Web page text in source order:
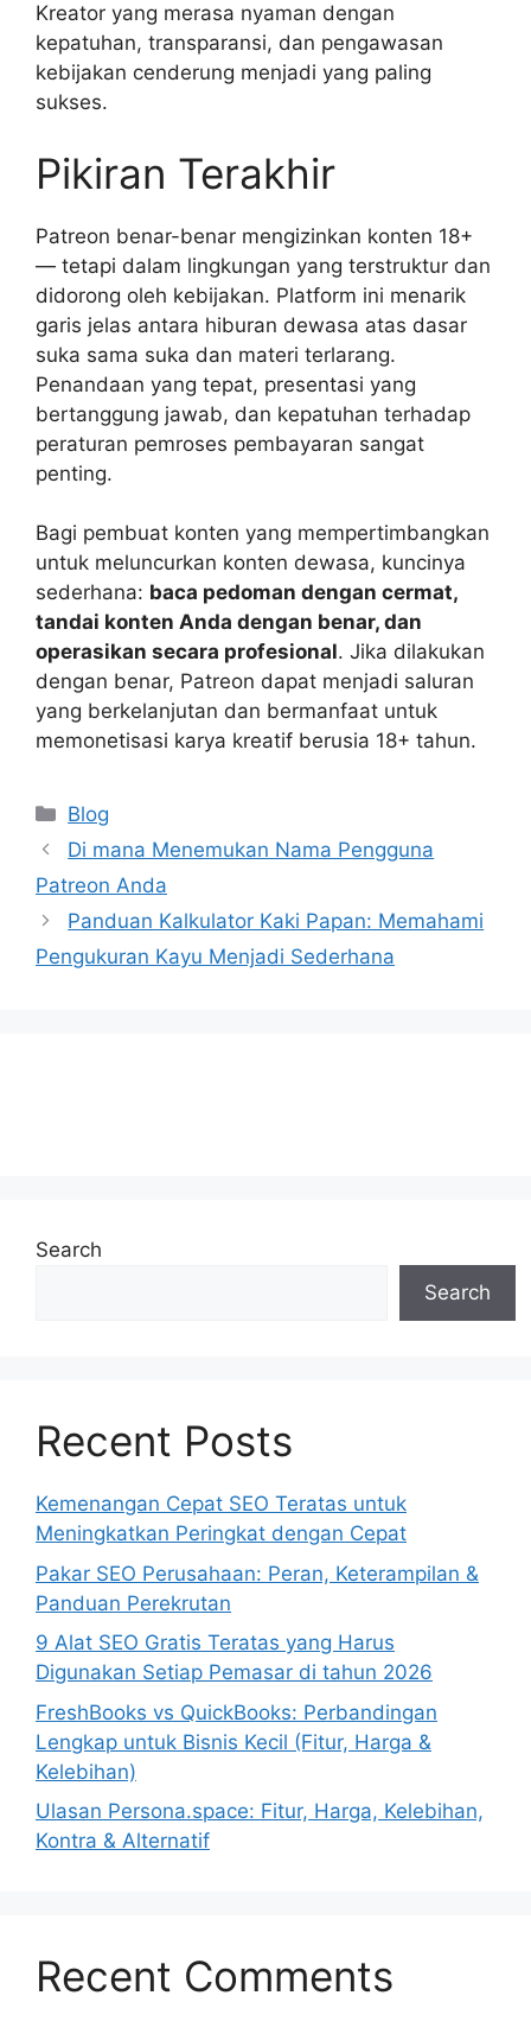
Kreator yang merasa nyaman dengan
kepatuhan, transparansi, dan pengawasan
kebijakan cenderung menjadi yang paling
sukses.
Pikiran Terakhir
Patreon benar-benar mengizinkan konten 18+
— tetapi dalam lingkungan yang terstruktur dan
didorong oleh kebijakan. Platform ini menarik
garis jelas antara hiburan dewasa atas dasar
suka sama suka dan materi terlarang.
Penandaan yang tepat, presentasi yang
bertanggung jawab, dan kepatuhan terhadap
peraturan pemroses pembayaran sangat
penting.
Bagi pembuat konten yang mempertimbangkan
untuk meluncurkan konten dewasa, kuncinya
sederhana: baca pedoman dengan cermat,
tandai konten Anda dengan benar, dan
operasikan secara profesional. Jika dilakukan
dengan benar, Patreon dapat menjadi saluran
yang berkelanjutan dan bermanfaat untuk
memonetisasi karya kreatif berusia 18+ tahun.
Categories
Blog
Di mana Menemukan Nama Pengguna
Patreon Anda
Panduan Kalkulator Kaki Papan: Memahami
Pengukuran Kayu Menjadi Sederhana
Search
Search
Recent Posts
Kemenangan Cepat SEO Teratas untuk
Meningkatkan Peringkat dengan Cepat
Pakar SEO Perusahaan: Peran, Keterampilan &
Panduan Perekrutan
9 Alat SEO Gratis Teratas yang Harus
Digunakan Setiap Pemasar di tahun 2026
FreshBooks vs QuickBooks: Perbandingan
Lengkap untuk Bisnis Kecil (Fitur, Harga &
Kelebihan)
Ulasan Persona.space: Fitur, Harga, Kelebihan,
Kontra & Alternatif
Recent Comments